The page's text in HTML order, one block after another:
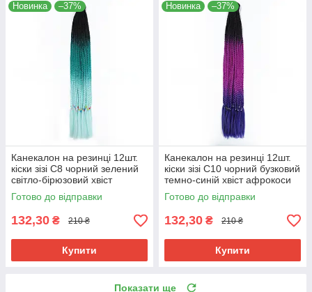
Новинка –37%
Канекалон на резинці 12шт.
кіски зізі C8 чорний зелений
світло-бірюзовий хвіст
афрокоси омбре 60см 50гр у
зачіску ZiZi
Готово до відправки
132,30 ₴ 210 ₴
Купити
Новинка –37%
Канекалон на резинці 12шт.
кіски зізі C10 чорний бузковий
темно-синій хвіст афрокоси
омбре 60см 50гр у зачіску
ZiZi
Готово до відправки
132,30 ₴ 210 ₴
Купити
Показати ще